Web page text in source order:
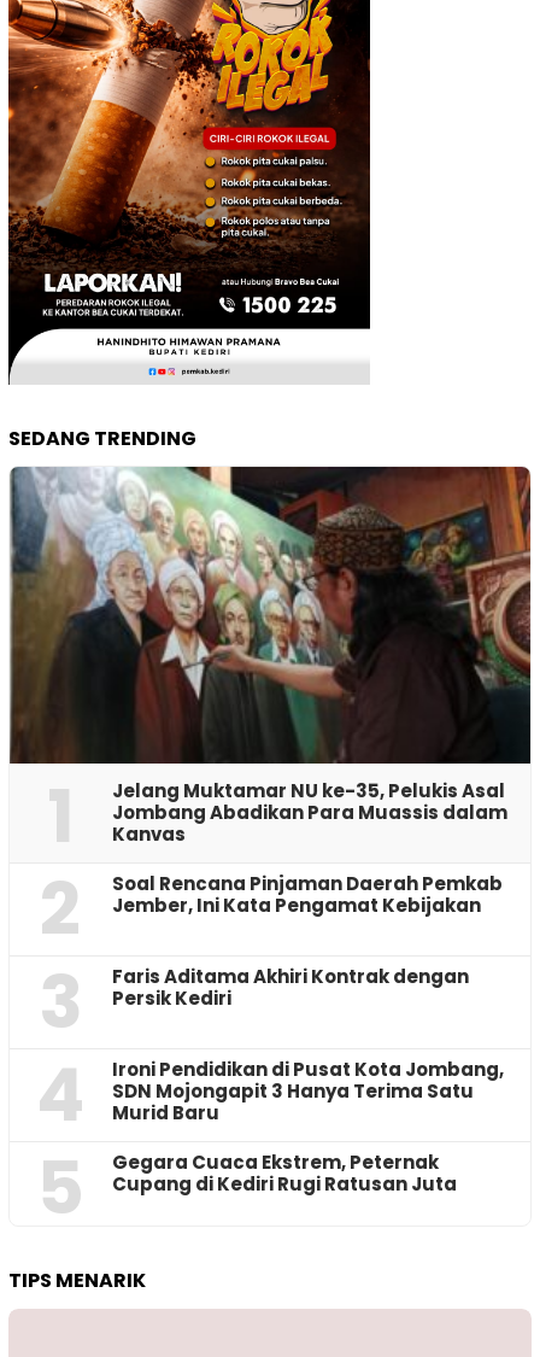
SEDANG TRENDING
1
Jelang Muktamar NU ke-35, Pelukis Asal
Jombang Abadikan Para Muassis dalam
Kanvas
2
‎Soal Rencana Pinjaman Daerah Pemkab
Jember, Ini Kata Pengamat Kebijakan ‎
3
Faris Aditama Akhiri Kontrak dengan
Persik Kediri
4
Ironi Pendidikan di Pusat Kota Jombang,
SDN Mojongapit 3 Hanya Terima Satu
Murid Baru
5
‎Gegara Cuaca Ekstrem, Peternak
Cupang di Kediri Rugi Ratusan Juta
TIPS MENARIK